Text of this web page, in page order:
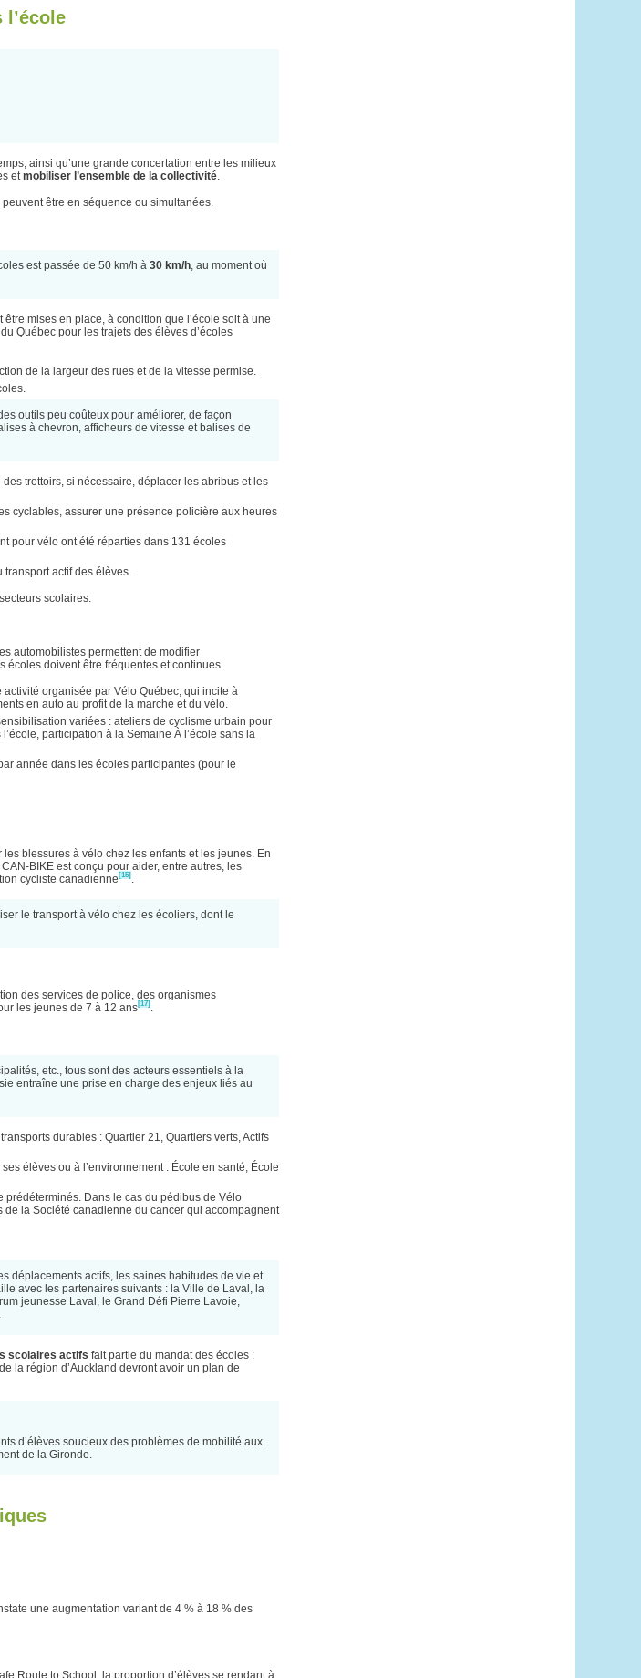
ainsi qu’une grande concertation entre les milieux
etmobiliser l’ensemble de la collectivité.
être en séquence ou simultanées.
est passée de 50 km/h à 30 km/h, au moment où
mises en place, à condition que l’école soit à une
Québec pour les trajets des élèves d’écoles
de la largeur des rues et de la vitesse permise.
outils peu coûteux pour améliorer, de façon
à chevron, afficheurs de vitesse et balises de
trottoirs, si nécessaire, déplacer les abribus et les
cyclables, assurer une présence policière aux heures
pour vélo ont été réparties dans 131 écoles
transport actif des élèves.
scolaires.
automobilistes permettent de modifier
écoles doivent être fréquentes et continues.
activité organisée par Vélo Québec, qui incite à
en auto au profit de la marche et du vélo.
variées : ateliers de cyclisme urbain pour
participation à la Semaine À l’école sans la
année dans les écoles participantes (pour le
blessures à vélo chez les enfants et les jeunes. En
BIKE est conçu pour aider, entre autres, les
cycliste canadienne [15] .
le transport à vélo chez les écoliers, dont le
des services de police, des organismes
les jeunes de 7 à 12 ans[17] .
etc., tous sont des acteurs essentiels à la
entraîne une prise en charge des enjeux liés au
durables : Quartier 21, Quartiers verts, Actifs
élèves ou à l’environnement : École en santé, École
Dans le cas du pédibus de Vélo
la Société canadienne du cancer qui accompagnent
déplacements actifs, les saines habitudes de vie et
avec les partenaires suivants : la Ville de Laval, la
jeunesse Laval, le Grand Défi Pierre Lavoie,
scolaires actifs fait partie du mandat des écoles :
la région d’Auckland devront avoir un plan de
d’élèves soucieux des problèmes de mobilité aux
de la Gironde.
une augmentation variant de 4 % à 18 % des
Route to School, la proportion d’élèves se rendant à